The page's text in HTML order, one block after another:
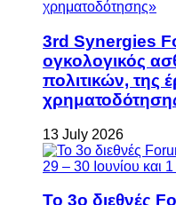
3rd Synergies
ογκολογικός
πολιτικών, της
13 July 2026
Το 3ο διεθνές